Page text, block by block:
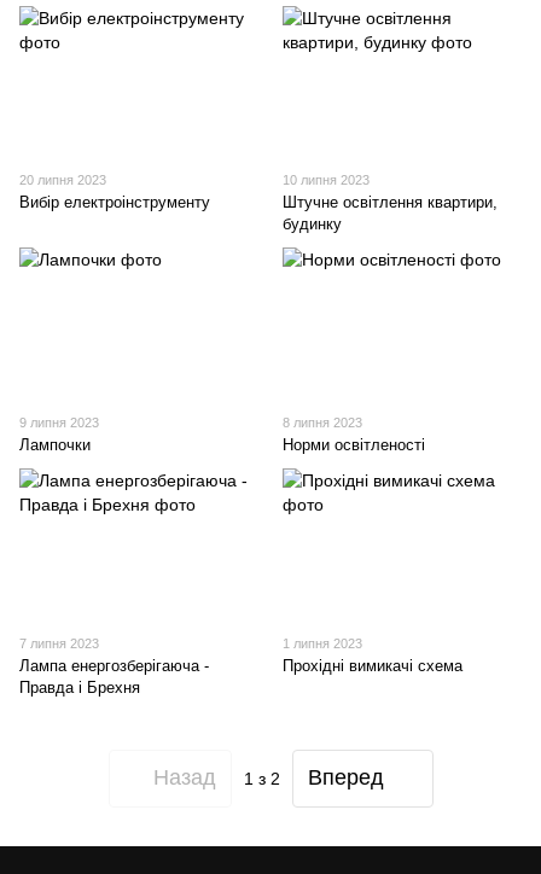
20 липня 2023
Вибір електроінструменту
10 липня 2023
Штучне освітлення квартири,
будинку
9 липня 2023
Лампочки
8 липня 2023
Норми освітленості
7 липня 2023
Лампа енергозберігаюча -
Правда і Брехня
1 липня 2023
Прохідні вимикачі схема
Назад 1 з 2 Вперед